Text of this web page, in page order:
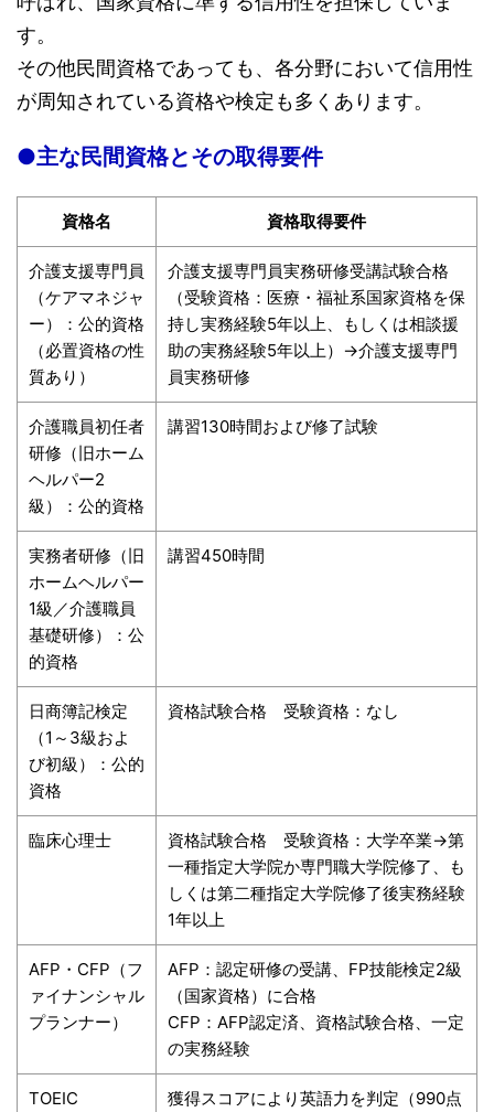
す。
その他民間資格であっても、各分野において信用性
が周知されている資格や検定も多くあります。
●主な民間資格とその取得要件
資格名 資格取得要件
介護支援専門員
（ケアマネジャ
ー）：公的資格
（必置資格の性
質あり）
介護支援専門員実務研修受講試験合格
（受験資格：医療・福祉系国家資格を保
持し実務経験5年以上、もしくは相談援
助の実務経験5年以上）→介護支援専門
員実務研修
介護職員初任者
研修（旧ホーム
ヘルパー2
級）：公的資格
講習130時間および修了試験
実務者研修（旧
ホームヘルパー
1級／介護職員
基礎研修）：公
的資格
講習450時間
日商簿記検定
（1～3級およ
び初級）：公的
資格
資格試験合格 受験資格：なし
臨床心理士
資格試験合格 受験資格：大学卒業→第
一種指定大学院か専門職大学院修了、も
しくは第二種指定大学院修了後実務経験
1年以上
AFP・CFP（フ
ァイナンシャル
プランナー）
AFP：認定研修の受講、FP技能検定2級
（国家資格）に合格
CFP：AFP認定済、資格試験合格、一定
の実務経験
TOEIC
獲得スコアにより英語力を判定（990点